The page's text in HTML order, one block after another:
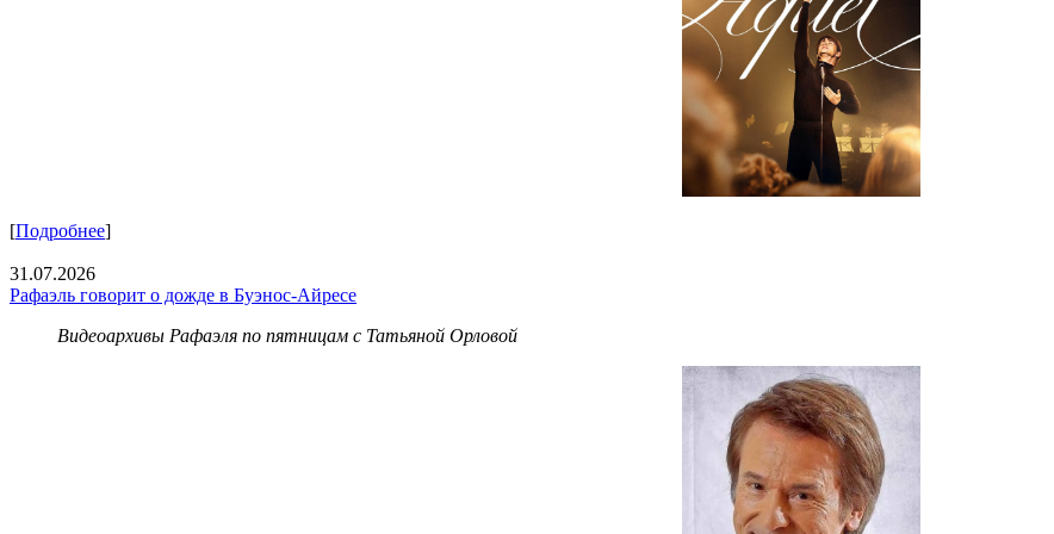
[Подробнее]
31.07.2026
Рафаэль говорит о дожде в Буэнос-Айресе
Видеоархивы Рафаэля по пятницам с Татьяной Орловой